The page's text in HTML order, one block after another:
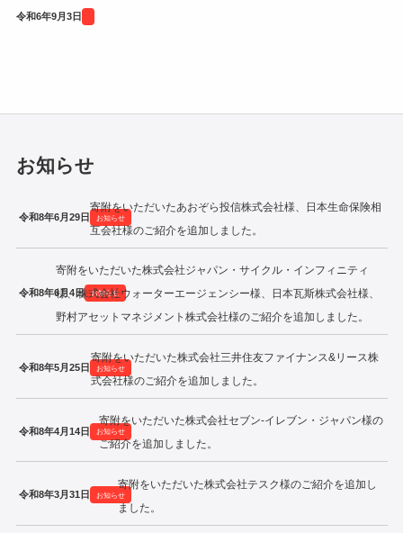
令和6年9月3日
お知らせ
令和8年6月29日 お知らせ
寄附をいただいたあおぞら投信株式会社様、日本生命保険相
互会社様のご紹介を追加しました。
令和8年6月4日 お知らせ
寄附をいただいた株式会社ジャパン・サイクル・インフィニティ
様、株式会社ウォーターエージェンシー様、日本瓦斯株式会社様、
野村アセットマネジメント株式会社様のご紹介を追加しました。
令和8年5月25日 お知らせ
寄附をいただいた株式会社三井住友ファイナンス&リース株
式会社様のご紹介を追加しました。
令和8年4月14日 お知らせ
寄附をいただいた株式会社セブン‐イレブン・ジャパン様の
ご紹介を追加しました。
令和8年3月31日 お知らせ
寄附をいただいた株式会社テスク様のご紹介を追加し
ました。